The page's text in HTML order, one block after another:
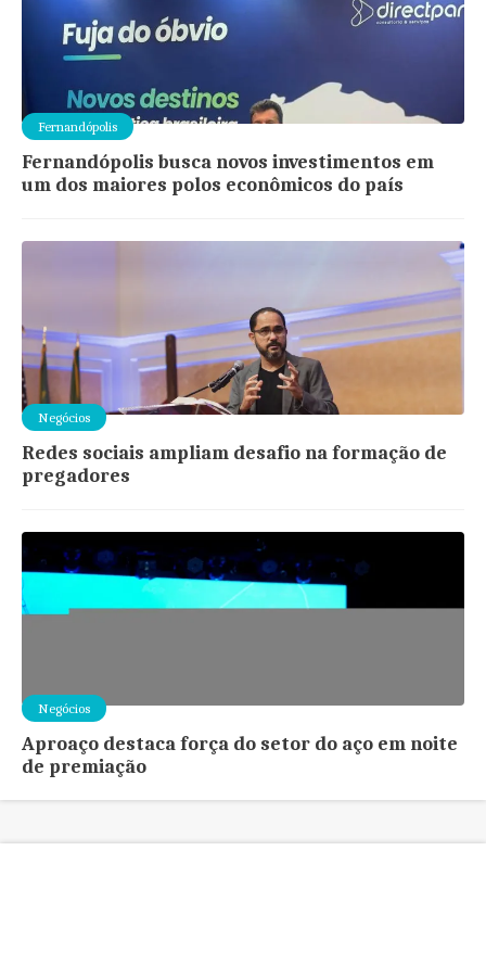
Fernandópolis
Fernandópolis busca novos investimentos em
um dos maiores polos econômicos do país
Negócios
Redes sociais ampliam desafio na formação de
pregadores
Negócios
Aproaço destaca força do setor do aço em noite
de premiação